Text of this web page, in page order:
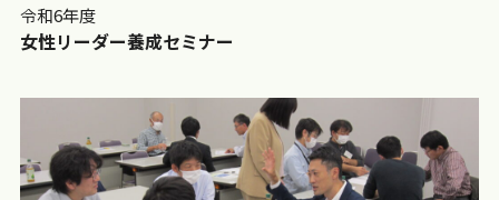
女性リーダー養成セミナー
令和6年度